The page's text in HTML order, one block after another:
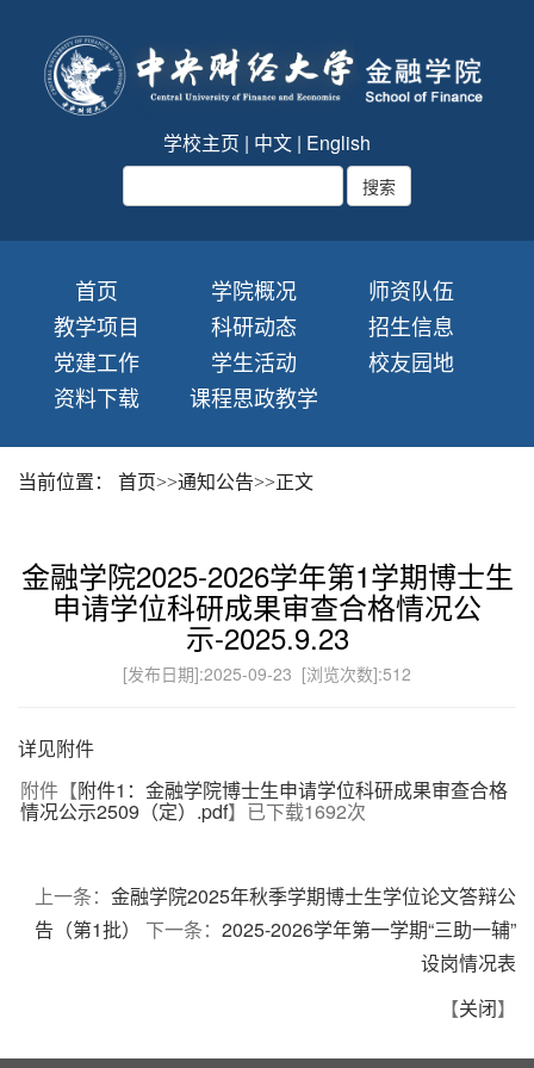
学校主页 | 中文 | English
首页 学院概况
师资队伍
教学项目
科研动态
招生信息
党建工作
学生活动
校友园地
资料下载
课程思政教学
当前位置： 首页>>通知公告>>正文
金融学院2025-2026学年第1学期博士生
申请学位科研成果审查合格情况公
示-2025.9.23
[发布日期]:2025-09-23 [浏览次数]:512
详见附件
附件【附件1：金融学院博士生申请学位科研成果审查合格
情况公示2509（定）.pdf】已下载1692次
上一条： 金融学院2025年秋季学期博士生学位论文答辩公
告（第1批）
下一条： 2025-2026学年第一学期“三助一辅”
设岗情况表
【关闭】